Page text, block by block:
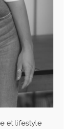
et lifestyle